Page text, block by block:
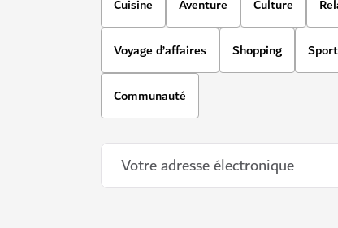
Cuisine Aventure Culture
Voyage d’affaires Shopping
Communauté